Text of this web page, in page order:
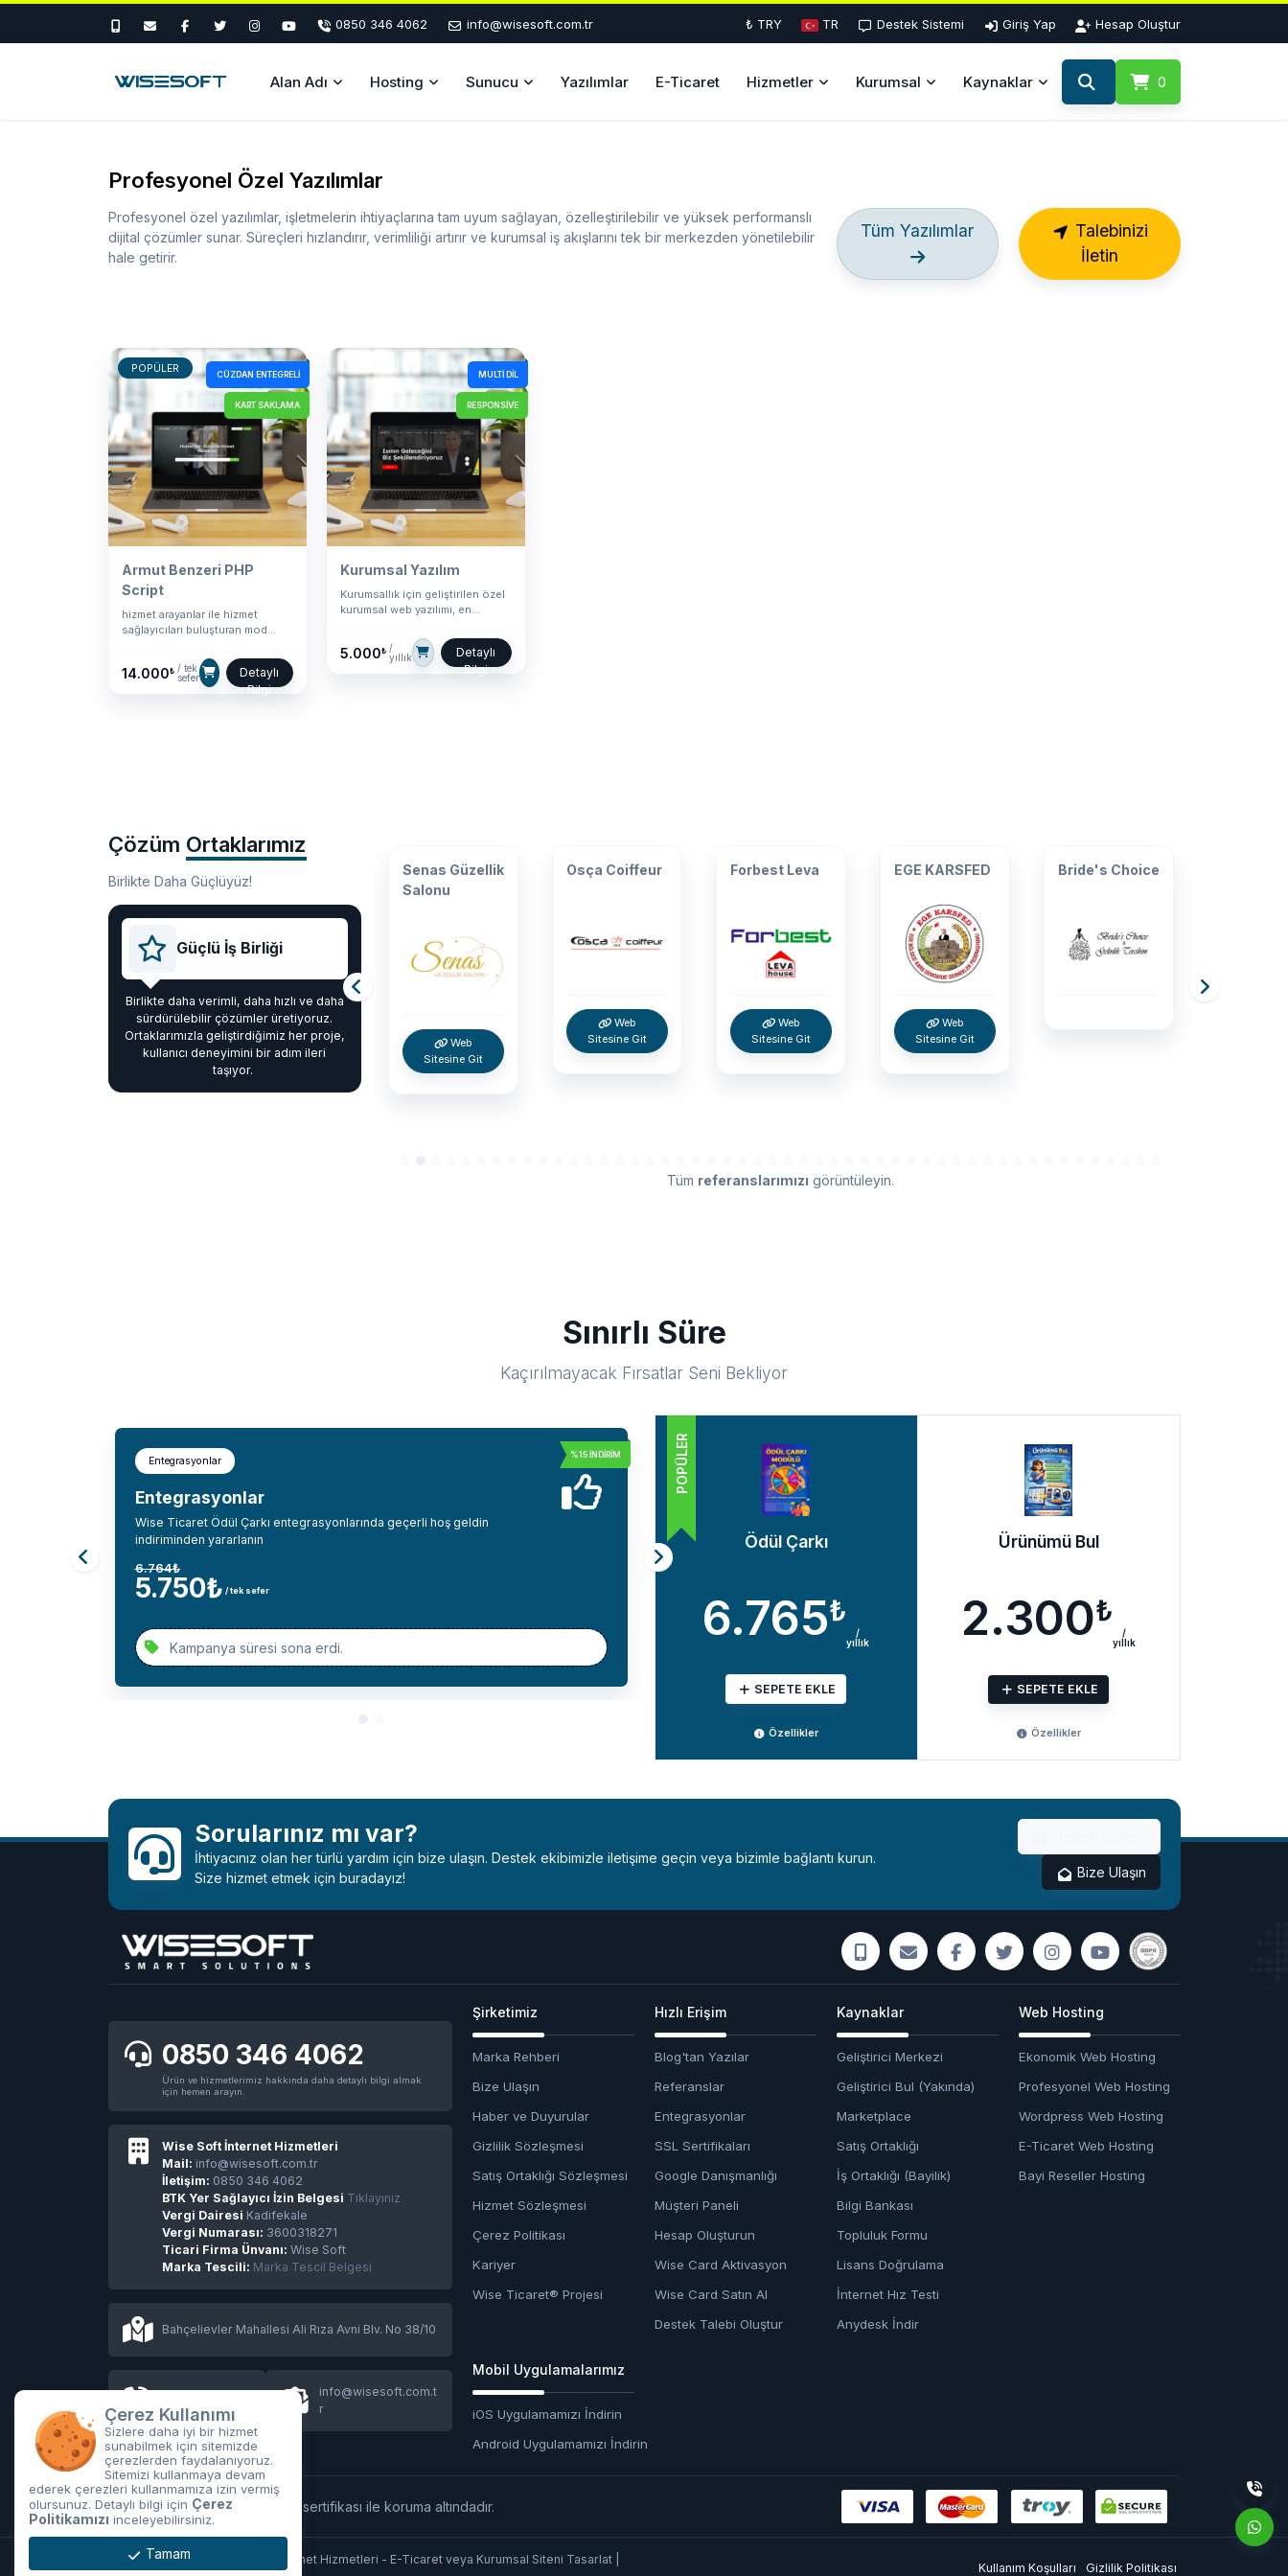
0850 346 4062 info@wisesoft.com.tr ₺ TRY TR Destek Sistemi Giriş Yap Hesap Oluştur
Alan Adı Hosting Sunucu Yazılımlar E-Ticaret Hizmetler Kurumsal Kaynaklar 0
Profesyonel Özel Yazılımlar
Profesyonel özel yazılımlar, işletmelerin ihtiyaçlarına tam uyum sağlayan, özelleştirilebilir ve yüksek performanslı
dijital çözümler sunar. Süreçleri hızlandırır, verimliliği artırır ve kurumsal iş akışlarını tek bir merkezden yönetilebilir
hale getirir.
Tüm Yazılımlar
Talebinizi
İletin
POPÜLER
CÜZDAN ENTEGRELI
KART SAKLAMA
Armut Benzeri PHP
Script
hizmet arayanlar ile hizmet
sağlayıcıları buluşturan mod...
14.000₺ / tek
sefer
Detaylı
Bilgi
MULTI DIL
RESPONSIVE
Kurumsal Yazılım
Kurumsallık için geliştirilen özel
kurumsal web yazılımı, en...
5.000₺ /
yıllık
Detaylı
Bilgi
Çözüm Ortaklarımız
Birlikte Daha Güçlüyüz!
Güçlü İş Birliği
Birlikte daha verimli, daha hızlı ve daha
sürdürülebilir çözümler üretiyoruz.
Ortaklarımızla geliştirdiğimiz her proje,
kullanıcı deneyimini bir adım ileri
taşıyor.
Web
Sitesine Git
Acarsan
Senas Güzellik
Salonu
Web
Sitesine Git
Osça Coiffeur
Web
Sitesine Git
Forbest Leva
Web
Sitesine Git
EGE KARSFED
Web
Sitesine Git
Bride's Choice
Tüm referanslarımızı görüntüleyin.
Sınırlı Süre
Kaçırılmayacak Fırsatlar Seni Bekliyor
geçerli hoş geldin Wise Soft yazılımlarında geçerli hoş geldin indiriminden yararlanın
Entegrasyonlar
indiriminden yararlanın
Ürünümü Bul
2.300
yıllık
SEPETE EKLE
3.000₺
POPÜLER
Ödül Çarkı
6.765₺
/
2.300₺
/
3.000
Sorularınız mı var?
İhtiyacınız olan her türlü yardım için bize ulaşın. Destek ekibimizle iletişime geçin veya bizimle bağlantı kurun.
Size hizmet etmek için buradayız!
Bize Ulaşın
0850 346 4062
Ürün ve hizmetlerimiz hakkında daha detaylı bilgi almak
için hemen arayın.
Wise Soft İnternet Hizmetleri
Mail: info@wisesoft.com.tr
İletişim: 0850 346 4062
BTK Yer Sağlayıcı İzin Belgesi Tıklayınız
Vergi Dairesi Kadifekale
Vergi Numarası: 3600318271
Ticari Firma Ünvanı: Wise Soft
Marka Tescili: Marka Tescil Belgesi
Bahçelievler Mahallesi Ali Rıza Avni Blv. No 38/10
info@wisesoft.com.t
r
Şirketimiz
Marka Rehberi
Bize Ulaşın
Haber ve Duyurular
Gizlilik Sözleşmesi
Satış Ortaklığı Sözleşmesi
Hizmet Sözleşmesi
Çerez Politikası
Kariyer
Wise Ticaret® Projesi
Hızlı Erişim
Blog'tan Yazılar
Referanslar
Entegrasyonlar
SSL Sertifikaları
Google Danışmanlığı
Müşteri Paneli
Hesap Oluşturun
Wise Card Aktivasyon
Wise Card Satın Al
Destek Talebi Oluştur
Kaynaklar
Geliştirici Merkezi
Geliştirici Bul (Yakında)
Marketplace
Satış Ortaklığı
İş Ortaklığı (Bayilik)
Bilgi Bankası
Topluluk Formu
Lisans Doğrulama
İnternet Hız Testi
Anydesk İndir
Web Hosting
Ekonomik Web Hosting
Profesyonel Web Hosting
Wordpress Web Hosting
E-Ticaret Web Hosting
Bayi Reseller Hosting
Mobil Uygulamalarımız
iOS Uygulamamızı İndirin
Android Uygulamamızı İndirin
Tüm işlemleriniz256Bit SSL sertifikası ile koruma altındadır.
Copyright © 2026 Wise Soft İnternet Hizmetleri - E-Ticaret veya Kurumsal Siteni Tasarlat |
Kullanım Koşulları Gizlilik Politikası
Çerez Kullanımı
Sizlere daha iyi bir hizmet
sunabilmek için sitemizde
çerezlerden faydalanıyoruz.
Sitemizi kullanmaya devam
ederek çerezleri kullanmamıza izin vermiş
olursunuz. Detaylı bilgi için Çerez
Politikamızı inceleyebilirsiniz.
Tamam